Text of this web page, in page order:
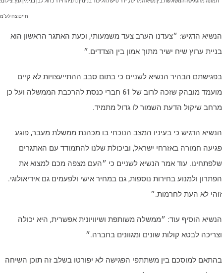
חיים צח לע"מ
הדגיש: ״צעדנו הערב צעד משמעותי, וכעת האתגר הראשון הוא
ערוץ שיח ישיר מתוך אמון בין הצדדים.״
הבהיר הנשיא לשניים כי בתום סבב ההתייעצויות לא קיים
מועמד מובהק שזכה לרוב של 61 חברי כנסת להרכבת הממשלה ועל כן
שיקול הדעת השמור לו גדול מתמיד.
הדגיש כי בעיניו המצב הנוכחי בו מכהנת ממשלת מעבר, פוגע
חמורה באזרחי ישראל, וביכולת שלנו להתמודד עם האתגרים
עוד אמר הנשיא לשניים כי ״העם מצפה מכם למצוא את
ולמנוע בחירות נוספות, גם במחיר אישי ולפעמים גם אידיאולוגי.
לא העת לחרמות.״
הוסיף עוד: ״ממשלה משותפת ושיוויונית אפשרית, היא יכולה
לבטא קולות שונים ומגוונים בחברה.״
למוסכם בין משתתפי הפגישה לא יפורטו בשלב זה תוכן השיחה